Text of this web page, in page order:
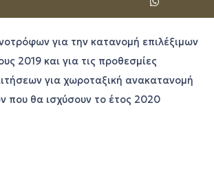
για την κατανομή επιλέξιμων
2019 και για τις προθεσμίες
για χωροταξική ανακατανομή
που θα ισχύσουν το έτος 2020